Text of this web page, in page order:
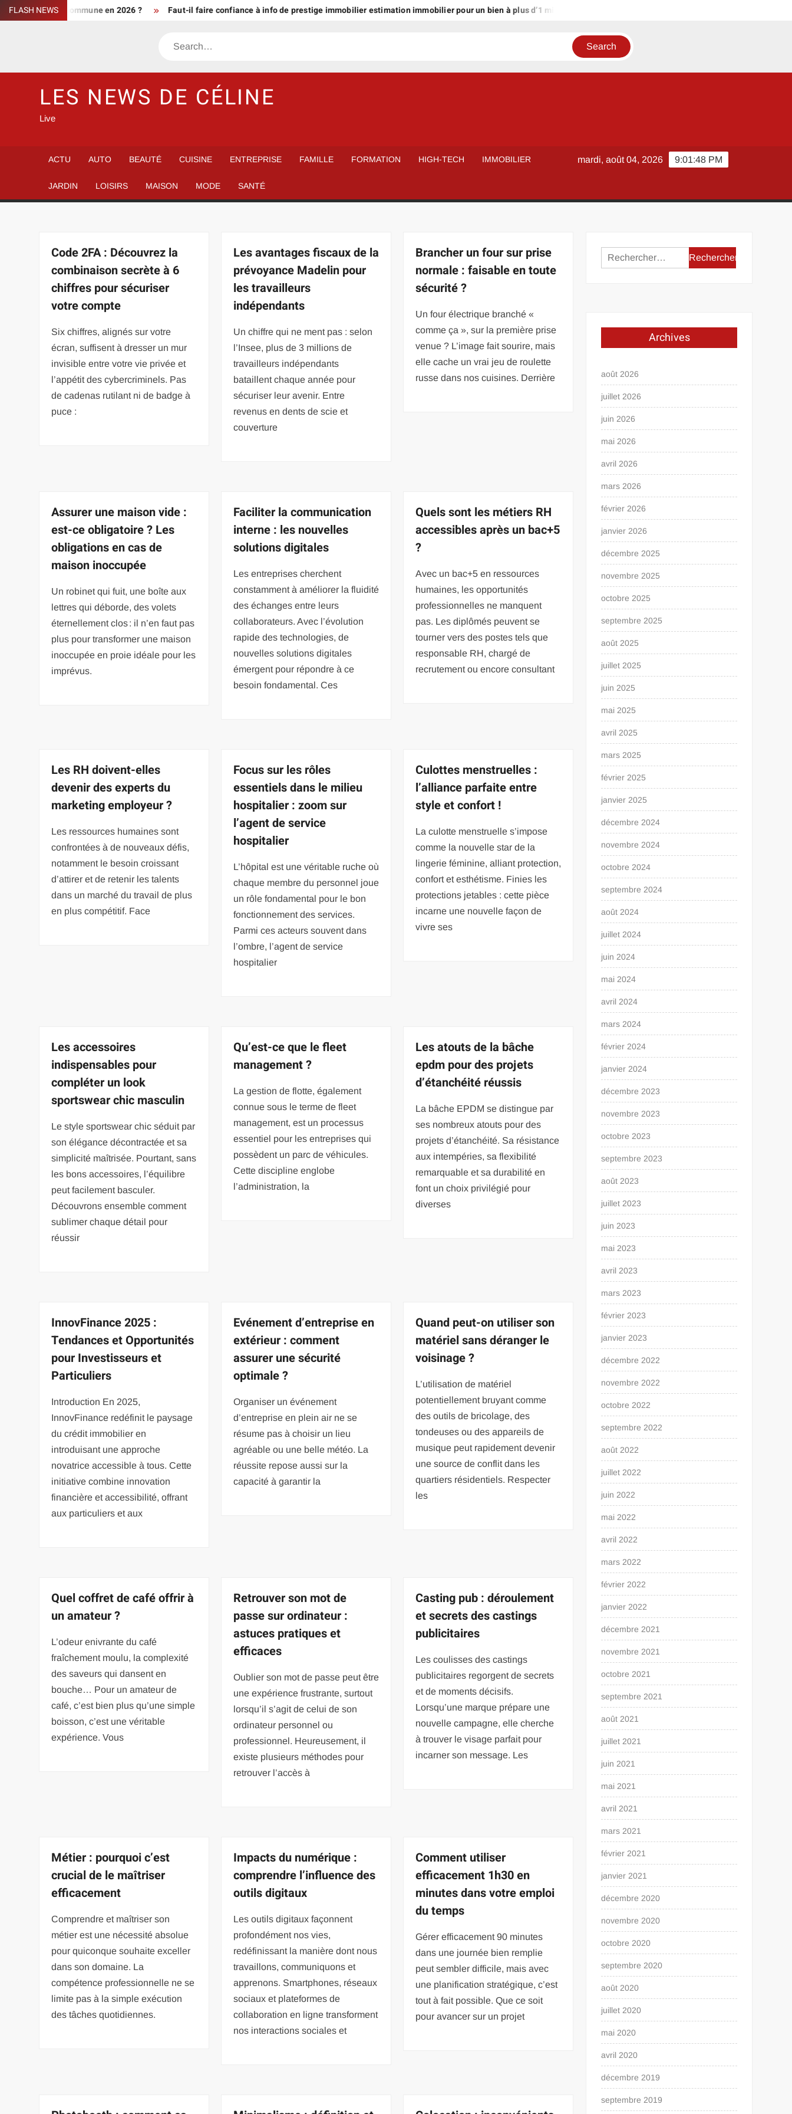
Skip
to
FLASH NEWS
d’une commune en 2026 ? Faut-il faire confiance à info de prestige immobilier estimation immobilier pour un bien à plus d’1 million d’euros ?
Search
LES NEWS DE CÉLINE
Live
ACTU AUTO BEAUTÉ CUISINE ENTREPRISE FAMILLE FORMATION HIGH-TECH IMMOBILIER
JARDIN LOISIRS MAISON MODE SANTÉ
9:01:49 PM
mardi, août 04, 2026
Code 2FA : Découvrez la
combinaison secrète à 6
chiffres pour sécuriser
votre compte
Six chiffres, alignés sur votre
écran, suffisent à dresser un mur
invisible entre votre vie privée et
l’appétit des cybercriminels. Pas
de cadenas rutilant ni de badge à
puce :
Les avantages fiscaux de la
prévoyance Madelin pour
les travailleurs
indépendants
Un chiffre qui ne ment pas : selon
l’Insee, plus de 3 millions de
travailleurs indépendants
bataillent chaque année pour
sécuriser leur avenir. Entre
revenus en dents de scie et
couverture
Brancher un four sur prise
normale : faisable en toute
sécurité ?
Un four électrique branché «
comme ça », sur la première prise
venue ? L’image fait sourire, mais
elle cache un vrai jeu de roulette
russe dans nos cuisines. Derrière
Assurer une maison vide :
est-ce obligatoire ? Les
obligations en cas de
maison inoccupée
Un robinet qui fuit, une boîte aux
lettres qui déborde, des volets
éternellement clos : il n’en faut pas
plus pour transformer une maison
inoccupée en proie idéale pour les
imprévus.
Faciliter la communication
interne : les nouvelles
solutions digitales
Les entreprises cherchent
constamment à améliorer la fluidité
des échanges entre leurs
collaborateurs. Avec l’évolution
rapide des technologies, de
nouvelles solutions digitales
émergent pour répondre à ce
besoin fondamental. Ces
Quels sont les métiers RH
accessibles après un bac+5
?
Avec un bac+5 en ressources
humaines, les opportunités
professionnelles ne manquent
pas. Les diplômés peuvent se
tourner vers des postes tels que
responsable RH, chargé de
recrutement ou encore consultant
Les RH doivent-elles
devenir des experts du
marketing employeur ?
Les ressources humaines sont
confrontées à de nouveaux défis,
notamment le besoin croissant
d’attirer et de retenir les talents
dans un marché du travail de plus
en plus compétitif. Face
Focus sur les rôles
essentiels dans le milieu
hospitalier : zoom sur
l’agent de service
hospitalier
L’hôpital est une véritable ruche où
chaque membre du personnel joue
un rôle fondamental pour le bon
fonctionnement des services.
Parmi ces acteurs souvent dans
l’ombre, l’agent de service
hospitalier
Culottes menstruelles :
l’alliance parfaite entre
style et confort !
La culotte menstruelle s’impose
comme la nouvelle star de la
lingerie féminine, alliant protection,
confort et esthétisme. Finies les
protections jetables : cette pièce
incarne une nouvelle façon de
vivre ses
Les accessoires
indispensables pour
compléter un look
sportswear chic masculin
Le style sportswear chic séduit par
son élégance décontractée et sa
simplicité maîtrisée. Pourtant, sans
les bons accessoires, l’équilibre
peut facilement basculer.
Découvrons ensemble comment
sublimer chaque détail pour
réussir
Qu’est-ce que le fleet
management ?
La gestion de flotte, également
connue sous le terme de fleet
management, est un processus
essentiel pour les entreprises qui
possèdent un parc de véhicules.
Cette discipline englobe
l’administration, la
Les atouts de la bâche
epdm pour des projets
d’étanchéité réussis
La bâche EPDM se distingue par
ses nombreux atouts pour des
projets d’étanchéité. Sa résistance
aux intempéries, sa flexibilité
remarquable et sa durabilité en
font un choix privilégié pour
diverses
InnovFinance 2025 :
Tendances et Opportunités
pour Investisseurs et
Particuliers
Introduction En 2025,
InnovFinance redéfinit le paysage
du crédit immobilier en
introduisant une approche
novatrice accessible à tous. Cette
initiative combine innovation
financière et accessibilité, offrant
aux particuliers et aux
Evénement d’entreprise en
extérieur : comment
assurer une sécurité
optimale ?
Organiser un événement
d’entreprise en plein air ne se
résume pas à choisir un lieu
agréable ou une belle météo. La
réussite repose aussi sur la
capacité à garantir la
Quand peut-on utiliser son
matériel sans déranger le
voisinage ?
L’utilisation de matériel
potentiellement bruyant comme
des outils de bricolage, des
tondeuses ou des appareils de
musique peut rapidement devenir
une source de conflit dans les
quartiers résidentiels. Respecter
les
Quel coffret de café offrir à
un amateur ?
L’odeur enivrante du café
fraîchement moulu, la complexité
des saveurs qui dansent en
bouche… Pour un amateur de
café, c’est bien plus qu’une simple
boisson, c’est une véritable
expérience. Vous
Retrouver son mot de
passe sur ordinateur :
astuces pratiques et
efficaces
Oublier son mot de passe peut être
une expérience frustrante, surtout
lorsqu’il s’agit de celui de son
ordinateur personnel ou
professionnel. Heureusement, il
existe plusieurs méthodes pour
retrouver l’accès à
Casting pub : déroulement
et secrets des castings
publicitaires
Les coulisses des castings
publicitaires regorgent de secrets
et de moments décisifs.
Lorsqu’une marque prépare une
nouvelle campagne, elle cherche
à trouver le visage parfait pour
incarner son message. Les
Métier : pourquoi c’est
crucial de le maîtriser
efficacement
Comprendre et maîtriser son
métier est une nécessité absolue
pour quiconque souhaite exceller
dans son domaine. La
compétence professionnelle ne se
limite pas à la simple exécution
des tâches quotidiennes.
Impacts du numérique :
comprendre l’influence des
outils digitaux
Les outils digitaux façonnent
profondément nos vies,
redéfinissant la manière dont nous
travaillons, communiquons et
apprenons. Smartphones, réseaux
sociaux et plateformes de
collaboration en ligne transforment
nos interactions sociales et
Comment utiliser
efficacement 1h30 en
minutes dans votre emploi
du temps
Gérer efficacement 90 minutes
dans une journée bien remplie
peut sembler difficile, mais avec
une planification stratégique, c’est
tout à fait possible. Que ce soit
pour avancer sur un projet
Rechercher :
Archives
août 2026
juillet 2026
juin 2026
mai 2026
avril 2026
mars 2026
février 2026
janvier 2026
décembre 2025
novembre 2025
octobre 2025
septembre 2025
août 2025
juillet 2025
juin 2025
mai 2025
avril 2025
mars 2025
février 2025
janvier 2025
décembre 2024
novembre 2024
octobre 2024
septembre 2024
août 2024
juillet 2024
juin 2024
mai 2024
avril 2024
mars 2024
février 2024
janvier 2024
décembre 2023
novembre 2023
octobre 2023
septembre 2023
août 2023
juillet 2023
juin 2023
mai 2023
avril 2023
mars 2023
février 2023
janvier 2023
décembre 2022
novembre 2022
octobre 2022
septembre 2022
août 2022
juillet 2022
juin 2022
mai 2022
avril 2022
mars 2022
février 2022
janvier 2022
décembre 2021
novembre 2021
octobre 2021
septembre 2021
août 2021
juillet 2021
juin 2021
mai 2021
avril 2021
mars 2021
février 2021
janvier 2021
décembre 2020
novembre 2020
octobre 2020
septembre 2020
août 2020
juillet 2020
mai 2020
avril 2020
décembre 2019
septembre 2019